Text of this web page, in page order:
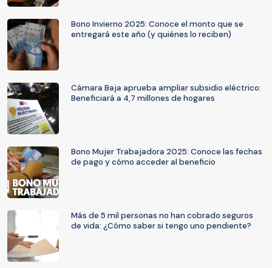
Bono Invierno 2025: Conoce el monto que se
entregará este año (y quiénes lo reciben)
Cámara Baja aprueba ampliar subsidio eléctrico:
Beneficiará a 4,7 millones de hogares
Bono Mujer Trabajadora 2025: Conoce las fechas
de pago y cómo acceder al beneficio
Más de 5 mil personas no han cobrado seguros
de vida: ¿Cómo saber si tengo uno pendiente?